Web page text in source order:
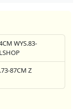
WYS.83-
87CM Z